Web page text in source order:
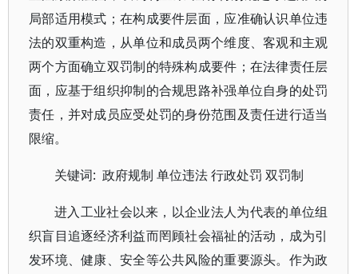
局部适用模式；在构成要件层面，应准确认识单位违
法的双重构造，从单位和成员两个维度、客观和主观
两个方面确立双罚制的特殊构成要件；在法律责任层
面，应基于组织抑制的合规思路补强单位自身的处罚
责任，并对成员应受处罚的身份范围及责任进行适当
限缩。
关键词: 政府规制 单位违法 行政处罚 双罚制
进入工业社会以来，以企业法人为代表的单位组
织盲目追逐经济利益而罔顾社会福祉的活动，成为引
发环境、健康、安全等公共风险的重要源头。作为政